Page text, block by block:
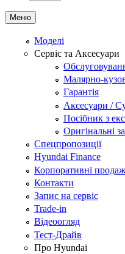
Меню
Моделі
Сервіс та Аксесуари
Малярно-
Гарантія
Аксесуари /
Посібник з
Оригінальні
Спецпропозиції
Hyundai Finance
Корпоративні
Контакти
Запис на сервіс
Trade-in
Відеоогляд
Тест-Драйв
Про Hyundai